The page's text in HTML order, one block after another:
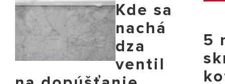
Kde sa
nachá
dza
ventil
5